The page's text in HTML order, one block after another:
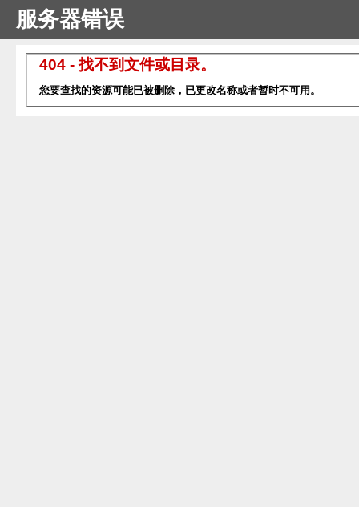
服务器错误
404 - 找不到文件或目录。
您要查找的资源可能已被删除，已更改名称或者暂时不可用。